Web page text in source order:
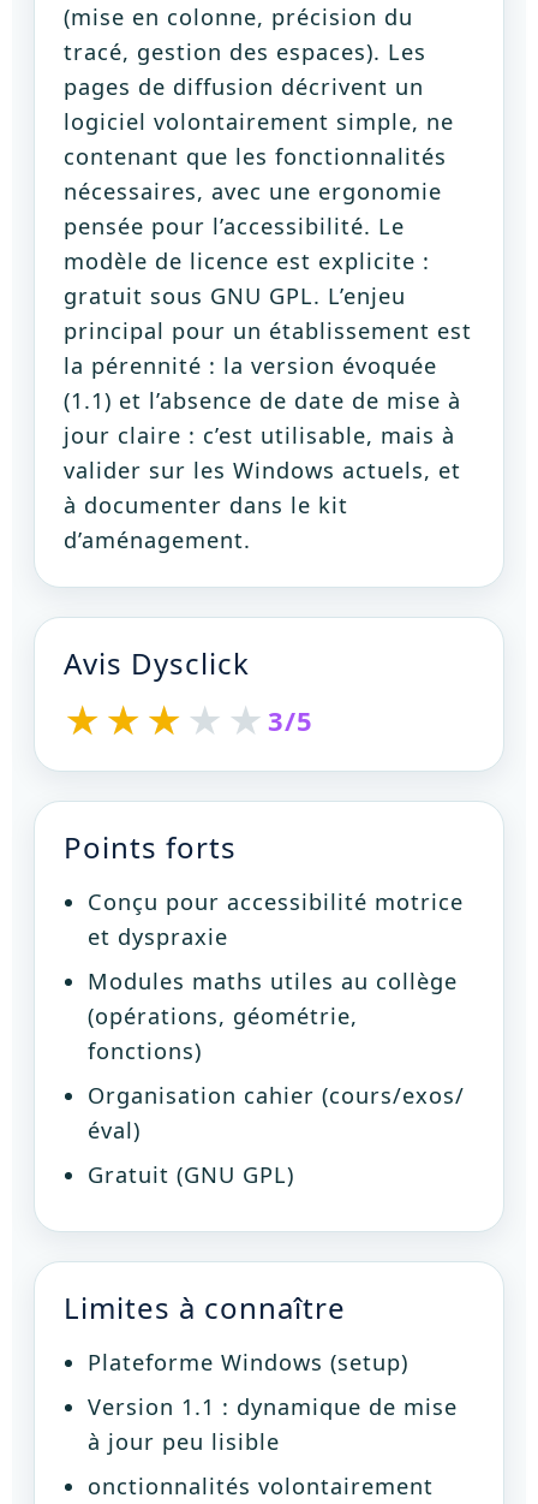
(mise en colonne, précision du
tracé, gestion des espaces). Les
pages de diffusion décrivent un
logiciel volontairement simple, ne
contenant que les fonctionnalités
nécessaires, avec une ergonomie
pensée pour l’accessibilité. Le
modèle de licence est explicite :
gratuit sous GNU GPL. L’enjeu
principal pour un établissement est
la pérennité : la version évoquée
(1.1) et l’absence de date de mise à
jour claire : c’est utilisable, mais à
valider sur les Windows actuels, et
à documenter dans le kit
d’aménagement.
Avis Dysclick
3/5
Points forts
Conçu pour accessibilité motrice
et dyspraxie
Modules maths utiles au collège
(opérations, géométrie,
fonctions)
Organisation cahier (cours/exos/
éval)
Gratuit (GNU GPL)
Limites à connaître
Plateforme Windows (setup)
Version 1.1 : dynamique de mise
à jour peu lisible
onctionnalités volontairement